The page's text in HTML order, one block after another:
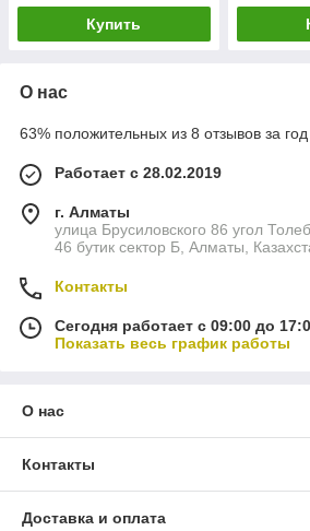
Купить
О нас
63% положительных из 8 отзывов за год
Работает с 28.02.2019
г. Алматы
улица Брусиловского 86 угол
46 бутик сектор Б, Алматы,
Контакты
Сегодня работает с 09:00 до
Показать весь график работы
О нас
Контакты
Доставка и оплата